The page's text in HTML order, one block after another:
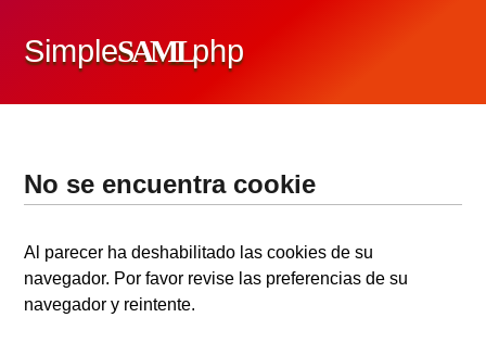
SimpleSAMLphp
No se encuentra cookie
Al parecer ha deshabilitado las cookies de su
navegador. Por favor revise las preferencias de su
navegador y reintente.